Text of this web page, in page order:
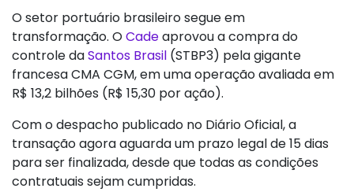
O setor portuário brasileiro segue em
transformação. OCadeaprovou a compra do
controle daSantos Brasil (STBP3) pela gigante
francesa CMA CGM, em uma operação avaliada em
R$ 13,2 bilhões (R$ 15,30 por ação).
Com o despacho publicado no Diário Oficial, a
transação agora aguarda um prazo legal de 15 dias
para ser finalizada, desde que todas as condições
contratuais sejam cumpridas.